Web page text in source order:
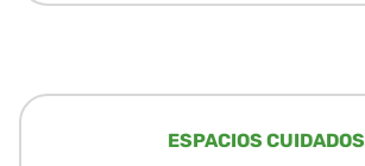
ESPACIOS CUIDADOS